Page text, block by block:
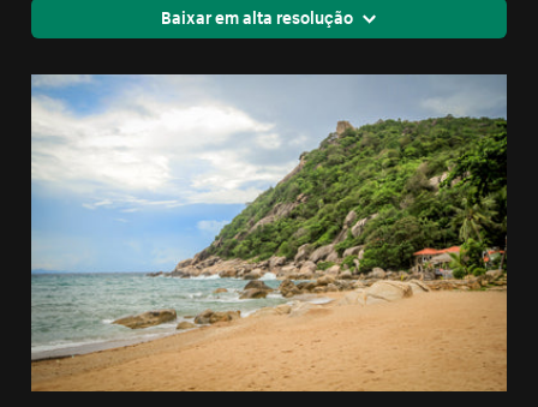
Baixar em alta resolução